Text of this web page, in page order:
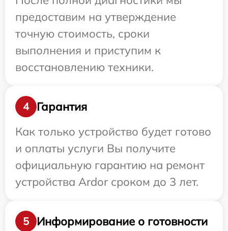
предоставим на утверждение
точную стоимость, сроки
выполнения и приступим к
восстановлению техники.
4
Гарантия
Как только устройство будет готово
и оплаты услуги Вы получите
официальную гарантию на ремонт
устройства Ardor сроком до 3 лет.
5
Информирование о готовности